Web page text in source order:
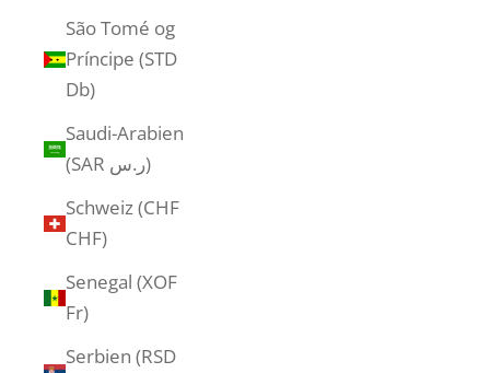
São Tomé og
Príncipe (STD
Db)
Saudi-Arabien
(SAR ر.س)
Schweiz (CHF
CHF)
Senegal (XOF
Fr)
Serbien (RSD